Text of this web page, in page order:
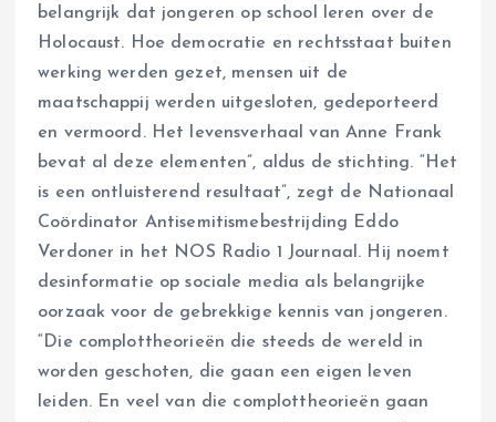
belangrijk dat jongeren op school leren over de
Holocaust. Hoe democratie en rechtsstaat buiten
werking werden gezet, mensen uit de
maatschappij werden uitgesloten, gedeporteerd
en vermoord. Het levensverhaal van Anne Frank
bevat al deze elementen”, aldus de stichting. “Het
is een ontluisterend resultaat”, zegt de Nationaal
Coördinator Antisemitismebestrijding Eddo
Verdoner in het NOS Radio 1 Journaal. Hij noemt
desinformatie op sociale media als belangrijke
oorzaak voor de gebrekkige kennis van jongeren.
“Die complottheorieën die steeds de wereld in
worden geschoten, die gaan een eigen leven
leiden. En veel van die complottheorieën gaan